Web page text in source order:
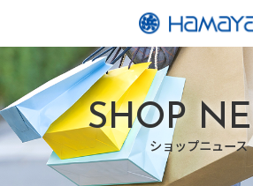
SHOP
ショップニュース